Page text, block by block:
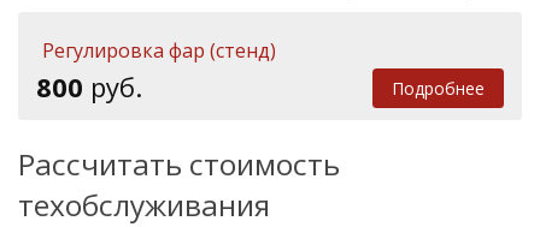
Регулировка фар (стенд)
800 руб. Подробнее
Рассчитать стоимость
техобслуживания